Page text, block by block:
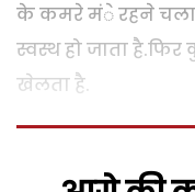
के कमरे मंे रहने चला
स्वस्थ हो जाता
खेलता है.